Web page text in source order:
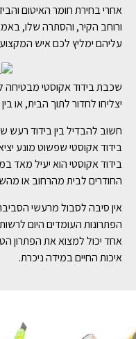
אחרי בחירת חומר האיטום
ורוחב הקיר, והסתרה שלו,
עליהם ימליץ לכם איש
שכבת בידוד אקוסטי
יצליחו לחדור לתוך הבית, או
חשוב להבדיל בין בידוד רעש
בידוד אקוסטי שפשוט מונע
בידוד אקוסטי הוא יעיל מאד
החודרים לבית מהרחוב או
אין סיבה לסבול מרעשי
הפתרונות העומדים היום
אחד יכול למצוא את הפתרון
איכות החיים במידה ניכרת.
מעוניינים לקבל עדכונים על